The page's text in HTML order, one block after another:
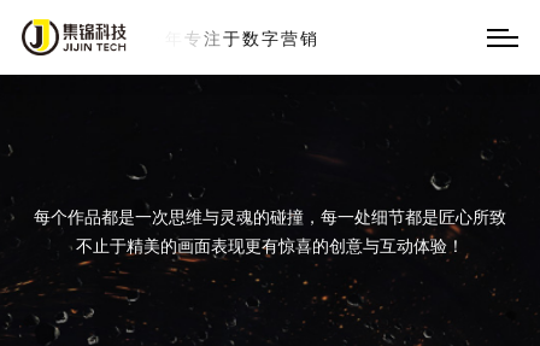
销
每个作品都是一次思维与灵魂的碰撞，每一处细节都是匠心所致
不止于精美的画面表现更有惊喜的创意与互动体验！